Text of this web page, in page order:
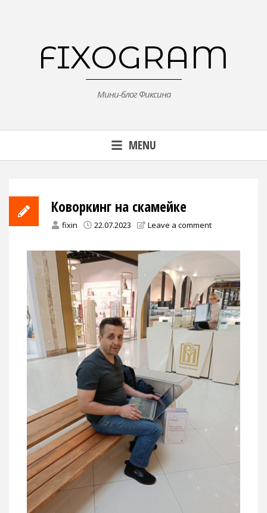
FIXOGRAM
Мини-блог Фиксина
MENU
Коворкинг на скамейке
fixin 22.07.2023 Leave a comment